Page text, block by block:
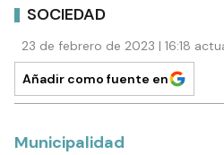
SOCIEDAD
23 de febrero de 2023 | 16:18
Añadir como fuente en
Municipalidad